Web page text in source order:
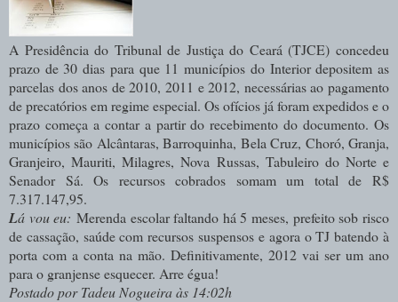
A Presidência do Tribunal de Justiça do Ceará (TJCE) concedeu
prazo de 30 dias para que 11 municípios do Interior depositem as
parcelas dos anos de 2010, 2011 e 2012, necessárias ao pagamento
de precatórios em regime especial. Os ofícios já foram expedidos e o
prazo começa a contar a partir do recebimento do documento. Os
municípios são Alcântaras, Barroquinha, Bela Cruz, Choró, Granja,
Granjeiro, Mauriti, Milagres, Nova Russas, Tabuleiro do Norte e
Senador Sá. Os recursos cobrados somam um total de R$
7.317.147,95.
Lá vou eu: Merenda escolar faltando há 5 meses, prefeito sob risco
de cassação, saúde com recursos suspensos e agora o TJ batendo à
porta com a conta na mão. Definitivamente, 2012 vai ser um ano
para o granjense esquecer. Arre égua!
Postado por Tadeu Nogueira às 14:02h